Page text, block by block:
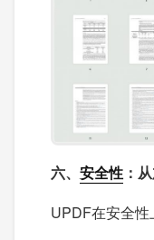
六、 安全性 ：
UPDF在安全性